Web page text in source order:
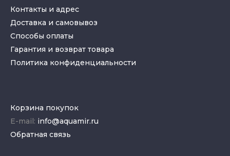
Контакты и адрес
Доставка и самовывоз
Способы оплаты
Гарантия и возврат товара
Политика конфиденциальности
Корзина покупок
E-mail: info@aquamir.ru
Обратная связь